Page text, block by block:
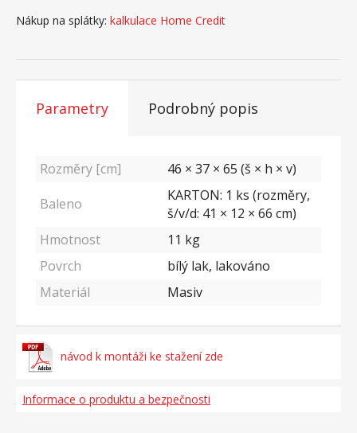
Nákup na splátky: kalkulace Home Credit
Parametry Podrobný popis
Rozměry [cm]
46 × 37 × 65 (š × h × v)
Baleno
KARTON: 1 ks (rozměry,
š/v/d: 41 × 12 × 66 cm)
Hmotnost
11 kg
Povrch
bílý lak, lakováno
Materiál
Masiv
návod k montáži ke stažení zde
Informace o produktu a bezpečnosti